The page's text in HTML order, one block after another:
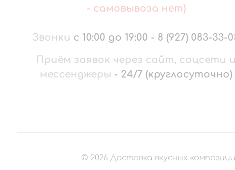
- самовывоза нет)
Звонки с 10:00 до 19:00 - 8 (927) 083-33-
Приём заявок через сайт, соцсети и
мессенджеры - 24/7 (круглосуточно)
© 2026Доставка вкусных